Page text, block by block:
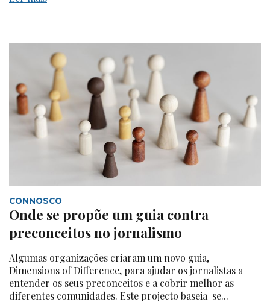
CONNOSCO
Onde se propõe um guia contra
preconceitos no jornalismo
Algumas organizações criaram um novo guia,
Dimensions of Difference, para ajudar os jornalistas a
entender os seus preconceitos e a cobrir melhor as
diferentes comunidades. Este projecto baseia-se...